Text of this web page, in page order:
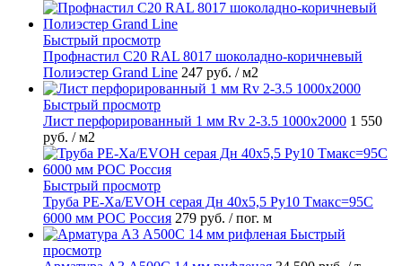
Быстрый просмотр
Профнастил С20 RAL 8017 шоколадно-коричневый
Полиэстер Grand Line 247 руб. / м2
Быстрый просмотр
Лист перфорированный 1 мм Rv 2-3.5 1000х2000 1 550
руб. / м2
Быстрый просмотр
Труба PE-Xa/EVOH серая Дн 40х5,5 Ру10 Тмакс=95C
6000 мм РОС Россия 279 руб. / пог. м
Быстрый
просмотр